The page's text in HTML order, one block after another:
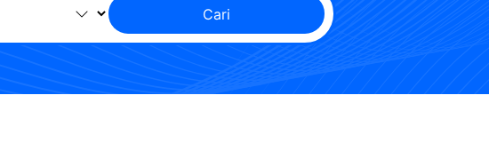
Cari